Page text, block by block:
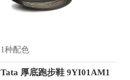
1种配色
Tata 厚底跑步鞋 9YI01AM1